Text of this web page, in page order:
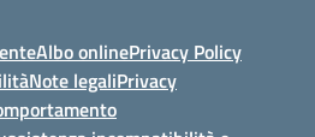
Albo onlinePrivacy Policy
Note legaliPrivacy